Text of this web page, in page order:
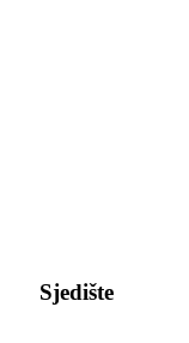
Sjedište